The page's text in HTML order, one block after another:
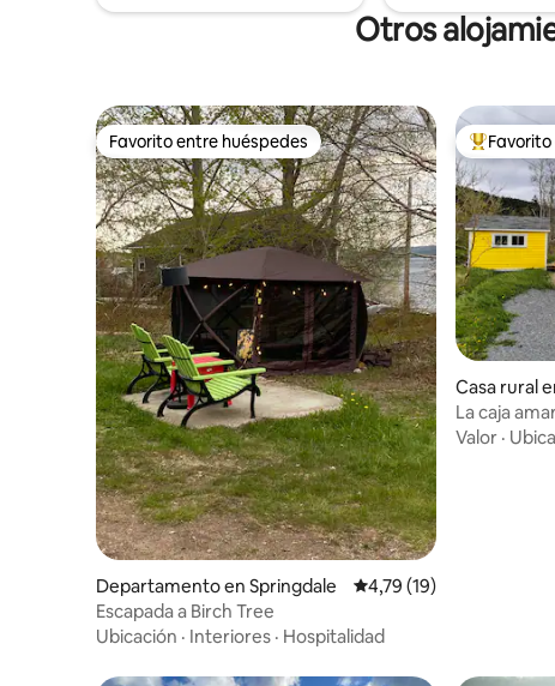
para el desayuno.
Otros
Favorito entre huéspedes
Favorito entre huéspedes
Departamento en Springdale Calificación promedio:
4,79 (19)
Escapada a Birch Tree
Ubicación · Interiores · Hospitalidad
Favorito
Casa rural
La caja
Valor ·